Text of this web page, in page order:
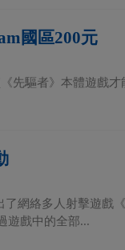
國區200元
先驅者》本體遊戲
網絡多人射擊遊戲
遊戲中的全部...